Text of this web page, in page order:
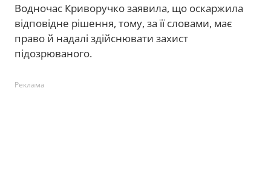
Водночас Криворучко заявила, що оскаржила
відповідне рішення, тому, за її словами, має
право й надалі здійснювати захист
підозрюваного.
Реклама